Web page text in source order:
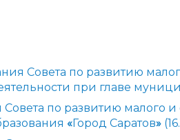
Совета по развитию
при главе
Совета по развитию малого
«Город Саратов»